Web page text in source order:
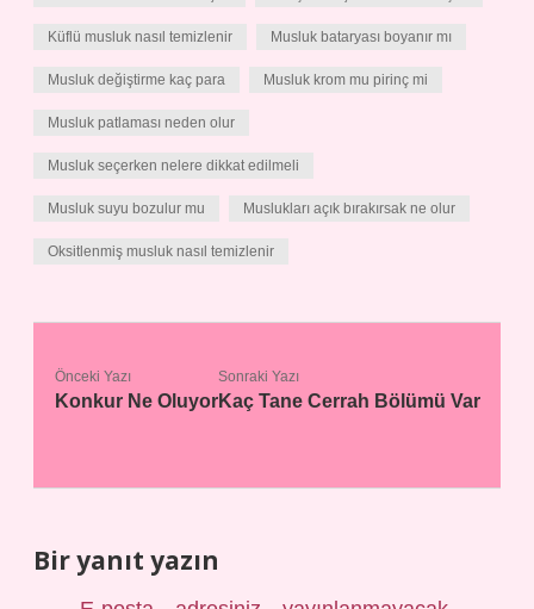
Küflü musluk nasıl temizlenir Musluk bataryası boyanır mı
Musluk değiştirme kaç para Musluk krom mu pirinç mi
Musluk patlaması neden olur
Musluk seçerken nelere dikkat edilmeli
Musluk suyu bozulur mu Muslukları açık bırakırsak ne olur
Oksitlenmiş musluk nasıl temizlenir
Önceki Yazı
Konkur Ne Oluyor
Sonraki Yazı
Kaç Tane Cerrah Bölümü Var
Bir yanıt yazın